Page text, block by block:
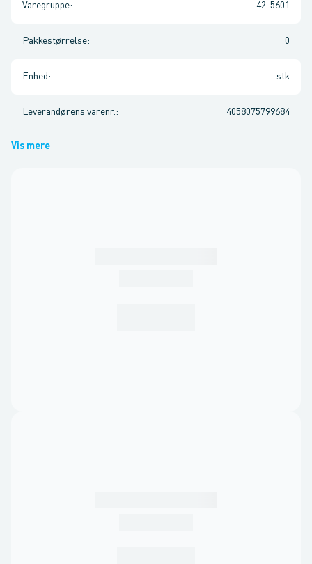
Varegruppe: 42-5601
Pakkestørrelse: 0
Enhed : stk
Leverandørens varenr. : 4058075799684
Vis mere